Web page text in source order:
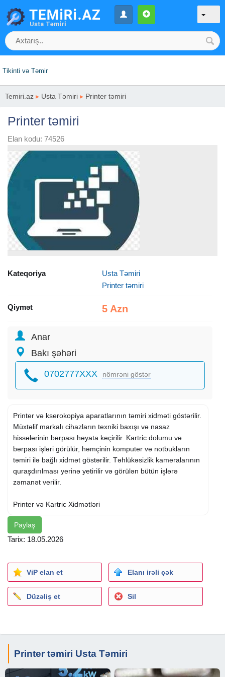
Tikinti və Təmir
Temiri.az ▸ Usta Təmiri ▸ Printer təmiri
Printer təmiri
Elan kodu: 74526
Kateqoriya
Usta Təmiri
Printer təmiri
Qiymət 5 Azn
Anar
Bakı şəhəri
0702777XXX nömrəni göstər
Printer və kserokopiya aparatlarının təmiri xidməti göstərilir.
Müxtəlif markalı cihazların texniki baxışı və nasaz
hissələrinin bərpası həyata keçirilir. Kartric dolumu və
bərpası işləri görülür, həmçinin komputer və notbukların
təmiri ilə bağlı xidmət göstərilir. Təhlükəsizlik kameralarının
quraşdırılması yerinə yetirilir və görülən bütün işlərə
zəmanət verilir.
Printer və Kartric Xidmətləri
- Printer və kserokopiya aparatlarının təmiri
- Hər növ kartriclərin dolumu
Komputer və Notbuk Təmiri
- Komputerlərin texniki təmiri
- Notbukların yoxlanılması və təmiri
- Təhlükəsizlik kameralarının quraşdırılması
- Kamera sistemlərinin sazlanması
Paylaş
Tarix: 18.05.2026
ViP elan et Elanı irəli çək
Düzəliş et Sil
Printer təmiri Usta Təmiri